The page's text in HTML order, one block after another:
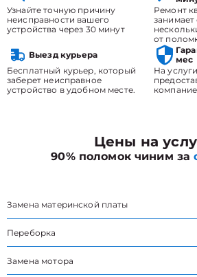
Узнайте точную причину
неисправности вашего
устройства через 30 минут
Ремонт
занимает
от
Выезд курьера
Бесплатный курьер, который
заберет неисправное
устройство в удобном месте.
мес
На
Цены на
90% поломок чиним за
Замена материнской платы
Переборка
Замена мотора